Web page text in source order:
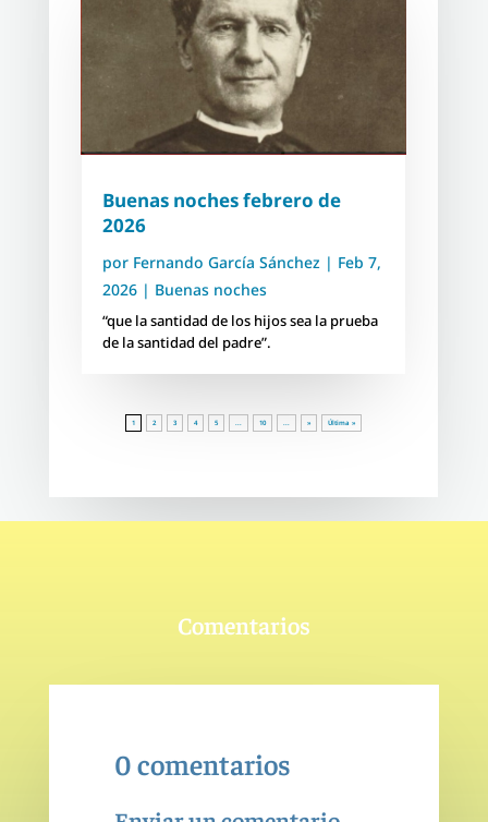
Buenas noches febrero de
2026
por Fernando García Sánchez| Feb 7,
2026| Buenas noches
“que la santidad de los hijos sea la prueba
de la santidad del padre”.
1 2 3 4 5 ... 10 ... » Última »
Comentarios
0 comentarios